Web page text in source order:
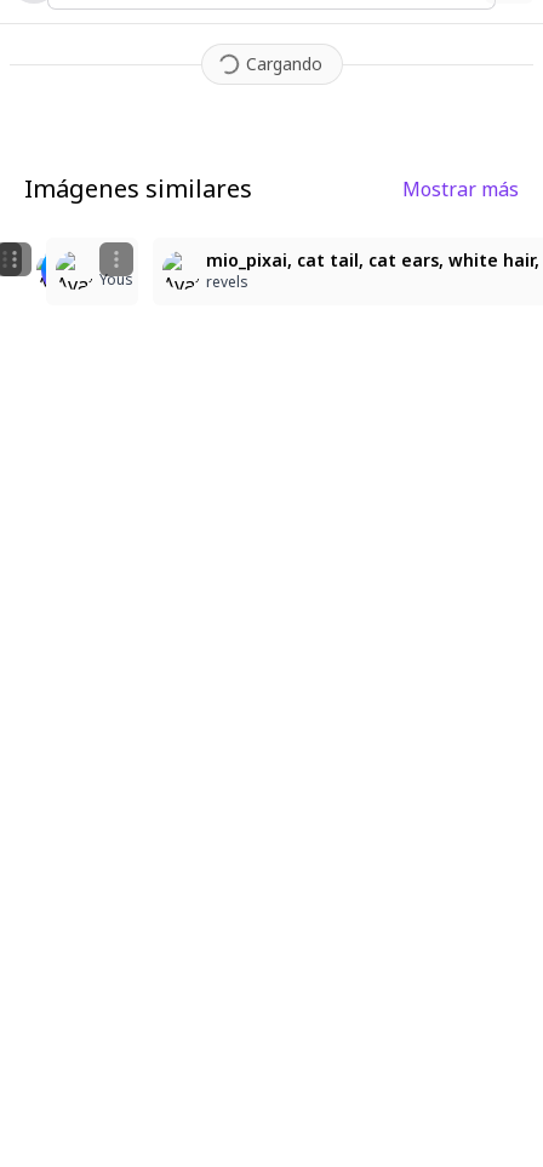
Cargando
Imágenes similares Mostrar más
Yous
Mio！
二三百之爆裂揉烏帽子
Yous
mio_pixai, cat tail, cat ears, white
revels